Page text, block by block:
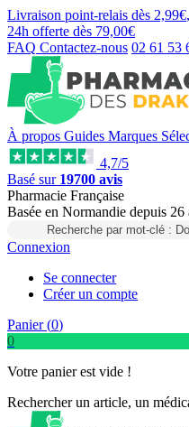
Livraison point-relais dès 2,99€
24h offerte dès 79,00€
FAQ Contactez-nous 02 61 53
À propos Guides Marques
4,7/5
Basé sur 19700 avis
Pharmacie Française
Basée en Normandie depuis 26
Recherche par mot-clé :
Connexion
Se connecter
Créer un compte
Panier (0)
0
Votre panier est vide !
Rechercher un article, un